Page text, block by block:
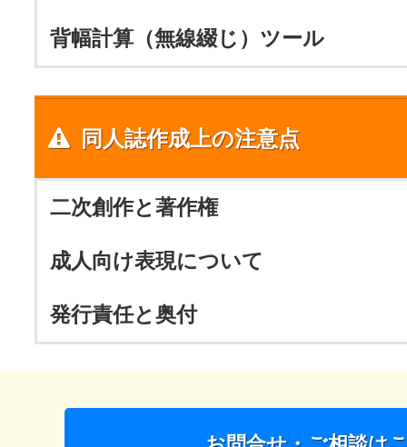
背幅計算（無線綴じ）ツール
同人誌作成上の注意点
二次創作と著作権
成人向け表現について
発行責任と奥付